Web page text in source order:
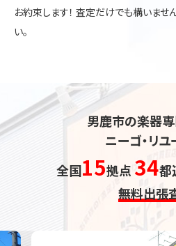
お約束します！ 査定だけでも構いませ
い。
男鹿市の楽器
ニーゴ・リ
全国15拠点 34都
無料出張